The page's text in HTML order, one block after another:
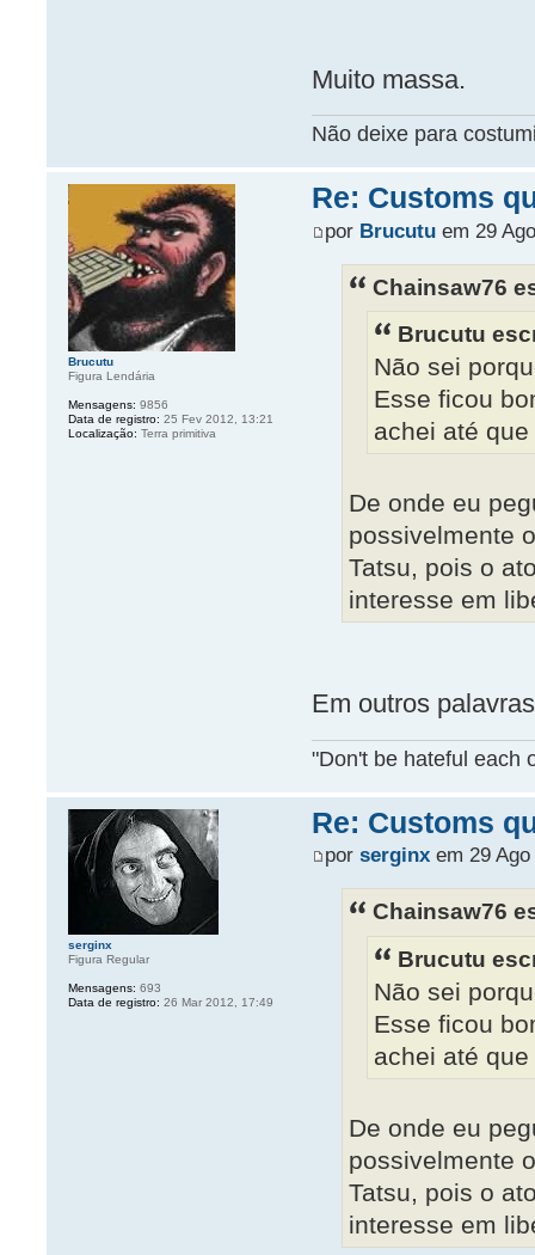
Muito massa.
Não deixe para
Re: Customs
por Brucutuem 29
Chainsaw76
Brucutu
Não sei
Esse ficou
achei até
De onde eu
possivelmente
Tatsu, pois o
interesse em
Em outros
"Don't be hateful each
Brucutu
Figura Lendária
Mensagens: 9856
Data de registro: 25 Fev 2012, 13:21
Localização: Terra primitiva
Re: Customs
por serginxem 29 Ago
Chainsaw76
Brucutu
Não sei
Esse ficou
achei até
De onde eu
possivelmente
Tatsu, pois o
interesse em
serginx
Figura Regular
Mensagens: 693
Data de registro: 26 Mar 2012, 17:49